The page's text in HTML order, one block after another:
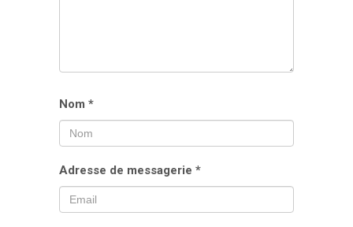
Nom *
Adresse de messagerie *